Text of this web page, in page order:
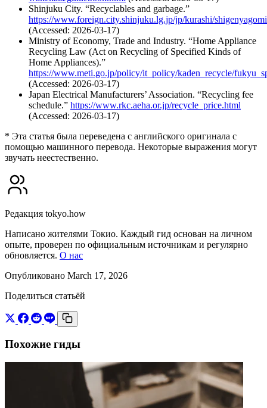
Shinjuku City. “Recyclables and garbage.”
https://www.foreign.city.shinjuku.lg.jp/jp/kurashi/
(Accessed: 2026-03-17)
Ministry of Economy, Trade and Industry. “Home Appliance
Recycling Law (Act on Recycling of Specified Kinds of
Home Appliances).”
https://www.meti.go.jp/policy/it_policy/kaden_recycle/
(Accessed: 2026-03-17)
Japan Electrical Manufacturers’ Association. “Recycling fee
schedule.” https://www.rkc.aeha.or.jp/recycle_price.html
(Accessed: 2026-03-17)
* Эта статья была переведена с английского оригинала с
помощью машинного перевода. Некоторые выражения могут
звучать неестественно.
Редакция tokyo.how
Написано жителями Токио. Каждый гид основан на личном
опыте, проверен по официальным источникам и регулярно
обновляется. О нас
Опубликовано March 17, 2026
Поделиться статьёй
Похожие гиды